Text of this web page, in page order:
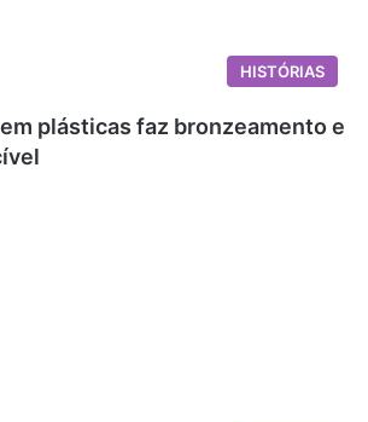
HISTÓRIAS
plásticas faz bronzeamento e